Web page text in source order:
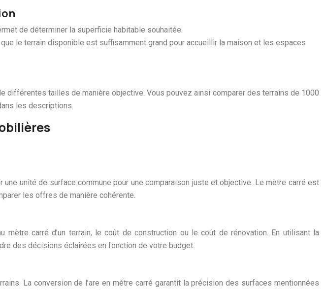
de déterminer la superficie habitable souhaitée.
le terrain disponible est suffisamment grand pour accueillir la maison et les espaces
différentes tailles de manière objective. Vous pouvez ainsi comparer des terrains de 1000
les descriptions.
unité de surface commune pour une comparaison juste et objective. Le mètre carré est
les offres de manière cohérente.
carré d’un terrain, le coût de construction ou le coût de rénovation. En utilisant la
des décisions éclairées en fonction de votre budget.
La conversion de l’are en mètre carré garantit la précision des surfaces mentionnées